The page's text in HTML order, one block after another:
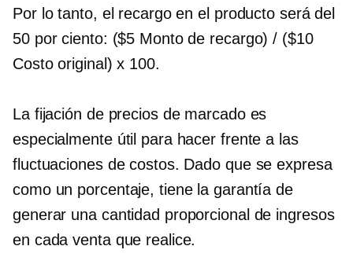
Por lo tanto, el recargo en el producto será del
50 por ciento: ($5 Monto de recargo) / ($10
Costo original) x 100.
La fijación de precios de marcado es
especialmente útil para hacer frente a las
fluctuaciones de costos. Dado que se expresa
como un porcentaje, tiene la garantía de
generar una cantidad proporcional de ingresos
en cada venta que realice.